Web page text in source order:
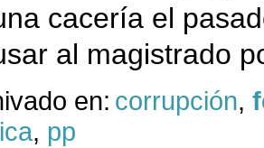
cacería el
al magistrado
en: corrupción,
, pp